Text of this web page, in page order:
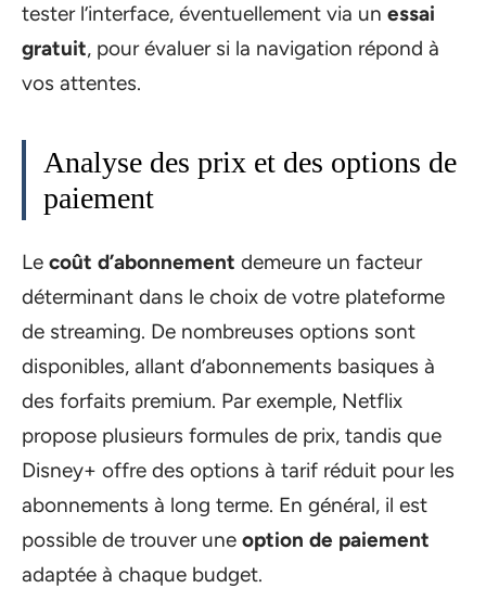
tester l’interface, éventuellement via un essai
gratuit, pour évaluer si la navigation répond à
vos attentes.
Analyse des prix et des options de
paiement
Le coût d’abonnement demeure un facteur
déterminant dans le choix de votre plateforme
de streaming. De nombreuses options sont
disponibles, allant d’abonnements basiques à
des forfaits premium. Par exemple, Netflix
propose plusieurs formules de prix, tandis que
Disney+ offre des options à tarif réduit pour les
abonnements à long terme. En général, il est
possible de trouver une option de paiement
adaptée à chaque budget.